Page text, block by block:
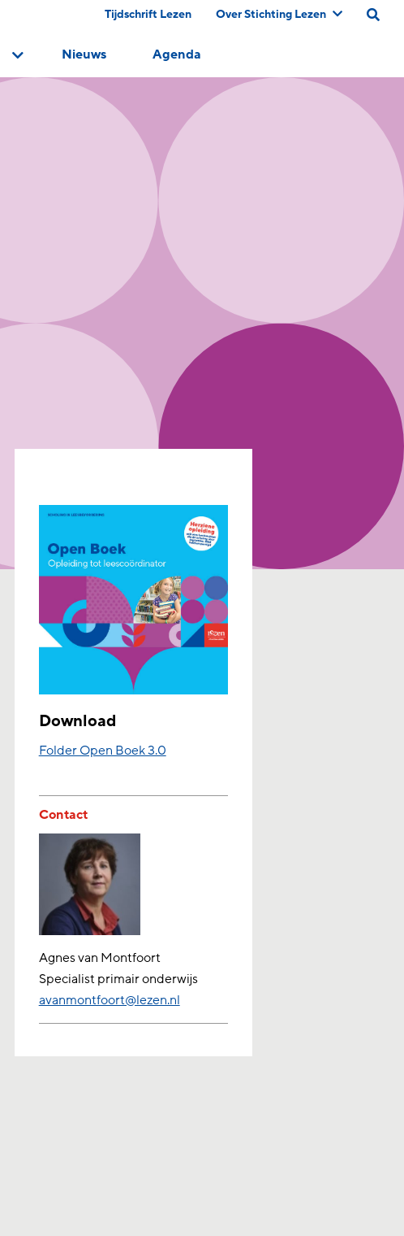
Tijdschrift Lezen Over Stichting Lezen
Nieuws Agenda
Download
Folder Open Boek 3.0
Contact
Agnes van Montfoort
Specialist primair onderwijs
avanmontfoort@lezen.nl